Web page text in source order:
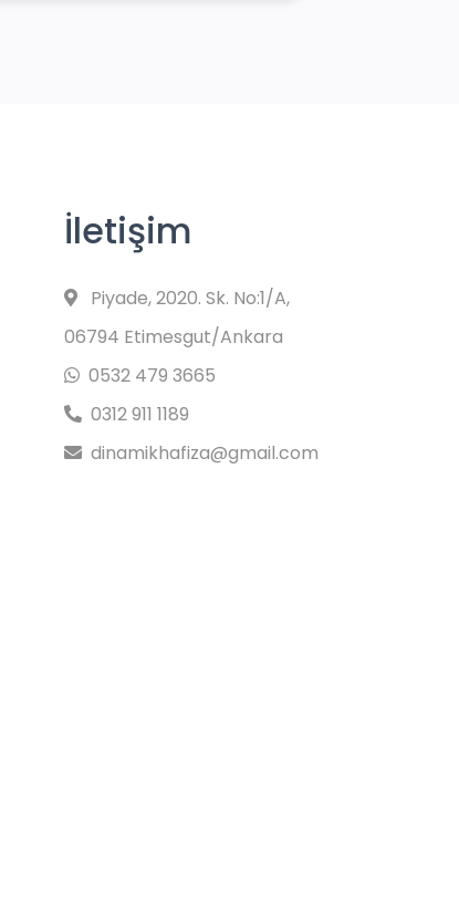
İletişim
Piyade, 2020. Sk. No:1/A,
06794 Etimesgut/Ankara
0532 479 3665
0312 911 1189
dinamikhafiza@gmail.com